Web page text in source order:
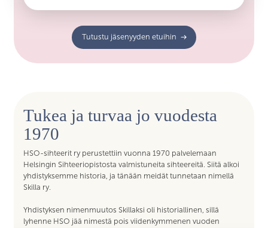
Tutustu jäsenyyden etuihin
Tukea ja turvaa jo vuodesta
1970
HSO-sihteerit ry perustettiin vuonna 1970 palvelemaan
Helsingin Sihteeriopistosta valmistuneita sihteereitä. Siitä alkoi
yhdistyksemme historia, ja tänään meidät tunnetaan nimellä
Skilla ry.
Yhdistyksen nimenmuutos Skillaksi oli historiallinen, sillä
lyhenne HSO jää nimestä pois viidenkymmenen vuoden